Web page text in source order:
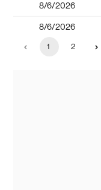
8/6/2026
8/6/2026
1 2